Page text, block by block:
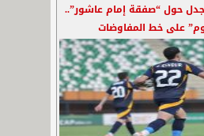
حول “صفقة إمام عاشور”..
على خط المفاوضات